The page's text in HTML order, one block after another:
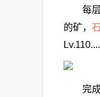
每层迷
的矿，
完成零